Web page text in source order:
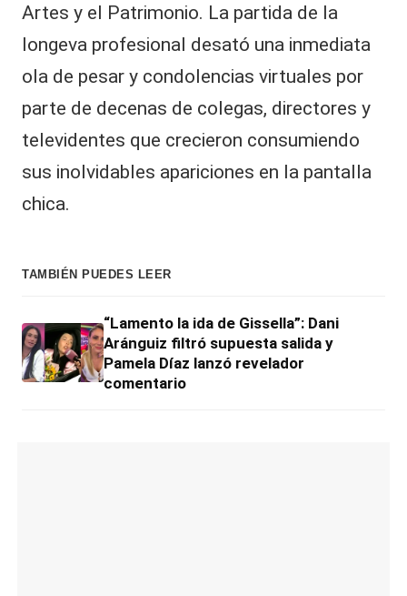
Artes y el Patrimonio. La partida de la
longeva profesional desató una inmediata
ola de pesar y condolencias virtuales por
parte de decenas de colegas, directores y
televidentes que crecieron consumiendo
sus inolvidables apariciones en la pantalla
chica.
TAMBIÉN PUEDES LEER
“Lamento la ida de Gissella”: Dani
Aránguiz filtró supuesta salida y
Pamela Díaz lanzó revelador
comentario